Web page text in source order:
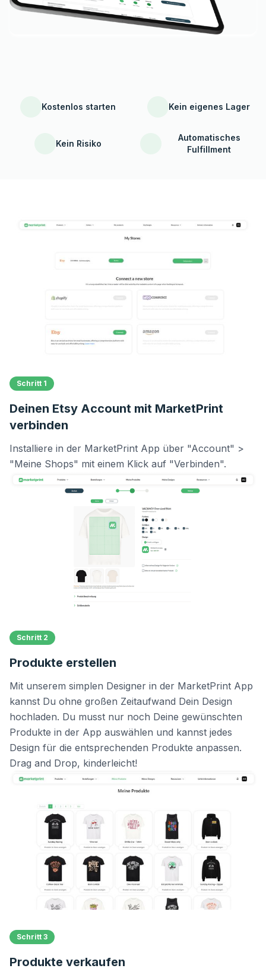
Kostenlos starten Kein eigenes Lager
Kein Risiko
Automatisches
Fulfillment
Schritt 1
Deinen Etsy Account mit MarketPrint
verbinden
Installiere in der MarketPrint App über "Account" >
"Meine Shops" mit einem Klick auf "Verbinden".
Schritt 2
Produkte erstellen
Mit unserem simplen Designer in der MarketPrint App
kannst Du ohne großen Zeitaufwand Dein Design
hochladen. Du musst nur noch Deine gewünschten
Produkte in der App auswählen und kannst jedes
Design für die entsprechenden Produkte anpassen.
Drag and Drop, kinderleicht!
Schritt 3
Produkte verkaufen